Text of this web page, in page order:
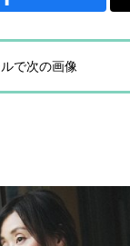
で次の画像